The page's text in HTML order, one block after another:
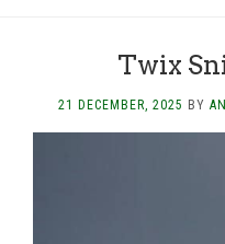
Twix
21 DECEMBER, 2025 BY